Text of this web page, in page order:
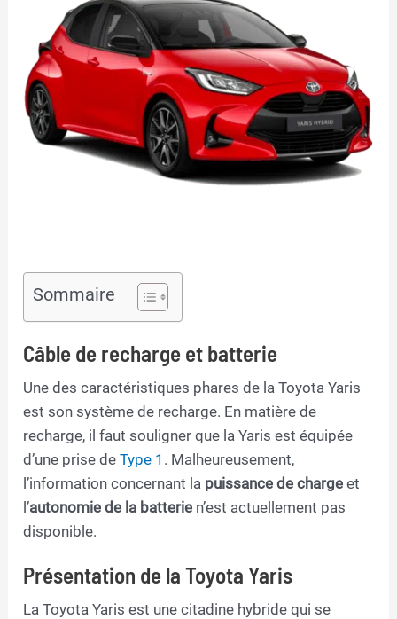
Sommaire
Câble de recharge et batterie
Une des caractéristiques phares de la Toyota Yaris
est son système de recharge. En matière de
recharge, il faut souligner que la Yaris est équipée
d’une prise deType 1 . Malheureusement,
l’information concernant la puissance de charge et
l’autonomie de la batterie n’est actuellement pas
disponible.
Présentation de la Toyota Yaris
La Toyota Yaris est une citadine hybride qui se